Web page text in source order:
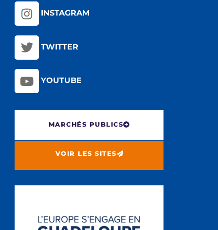
INSTAGRAM
TWITTER
YOUTUBE
MARCHÉS PUBLICS
VOIR LES SITES